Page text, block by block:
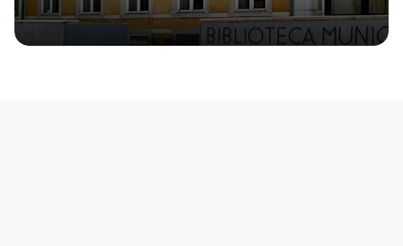
que foi adquirida pela
autarquia, em muito